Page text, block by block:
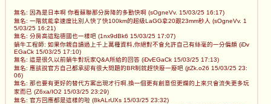
無名: 因為是日本啊 你看蘇聯那分房降的多勤快啊 (sOgneVv. 15/03/25 16:17)
無名: 一階就能拿速度比別人快了快100km的超級LaGG拿20跟23mm秒人 (sOgneVv. 1
5/03/25 16:21)
無名: 分房高這點德國也一樣吧 (1nx9dBk6 15/03/25 17:07)
蝸牛工程師: 如果你親自讀過上千上萬種資料,你絕對不會允許自己有絲毫的一分偏頗 (iDv
EGaCk 15/03/25 17:10)
無名: 這是很久以前蝸牛對玩家Q&A所給的回答 (iDvEGaCk 15/03/25 17:13)
無名: 應該說官方自己都承認有很大問題的BR制就趕快廢一廢吧 (jtZk.o26 15/03/25 23:
06)
無名: 那也要有更好的替代方案出現才行啊.換一個更有創意但更爛的上來只會流失更多玩
家而已 (Z6xa/IO2 15/03/25 23:29)
無名: 官方回應都是這樣的啦 (8kALrUXs 15/03/25 23:32)